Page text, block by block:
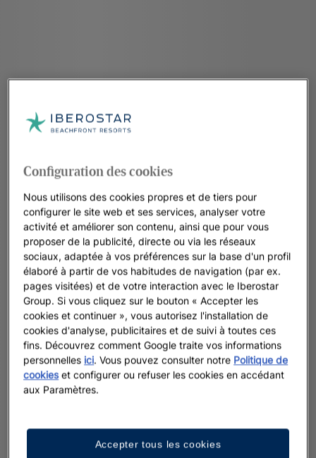
Configuration des cookies
Nous utilisons des cookies propres et de tiers pour
configurer le site web et ses services, analyser votre
activité et améliorer son contenu, ainsi que pour vous
proposer de la publicité, directe ou via les réseaux
sociaux, adaptée à vos préférences sur la base d'un profil
élaboré à partir de vos habitudes de navigation (par ex.
pages visitées) et de votre interaction avec le Iberostar
Group. Si vous cliquez sur le bouton « Accepter les
cookies et continuer », vous autorisez l'installation de
cookies d'analyse, publicitaires et de suivi à toutes ces
fins. Découvrez comment Google traite vos informations
personnelles ici. Vous pouvez consulter notre Politique de
cookies et configurer ou refuser les cookies en accédant
aux Paramètres.
Accepter tous les cookies